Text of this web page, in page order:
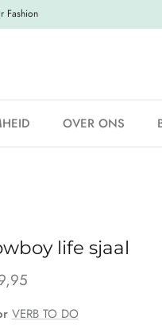
Fashion
OVER ONS
life sjaal
VERB TO DO